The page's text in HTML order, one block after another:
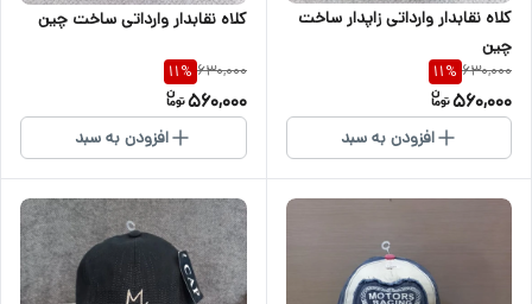
کلاه نقابدار وارداتی زاپدار ساخت
چین
630,000
11%
560,000
افزودن به سبد
کلاه نقابدار وارداتی ساخت چین
630,000
11%
560,000
افزودن به سبد